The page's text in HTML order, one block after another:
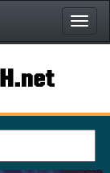
หน้า
แรก